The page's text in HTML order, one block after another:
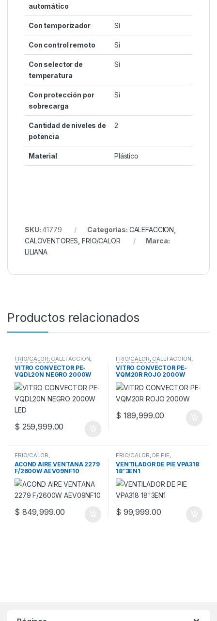
automático
Con temporizador Sí
Con control remoto Sí
Con selector de
temperatura
Sí
Con protección por
sobrecarga
Sí
Cantidad de niveles de
potencia
2
Material Plástico
SKU:41779 Categorías: CALEFACCION
CALOVENTORES ,FRIO/CALOR
Marca:
LILIANA
Productos relacionados
FRIO/CALOR, CALEFACCION,
CONVECTORES
VITRO CONVECTOR PE-
VQDL20N NEGRO 2000W
LED
$ 259,999.00
FRIO/CALOR, CALEFACCION,
CONVECTORES
VITRO CONVECTOR PE-
VQM20R ROJO 2000W
$ 189,999.00
FRIO/CALOR,
ACONDICIONADORES DE AIRE,
VENTANA
ACOND AIRE VENTANA 2279
F/2600W AEV09NF10
$ 849,999.00
FRIO/CALOR, DE PIE,
VENTILACION
VENTILADOR DE PIE VPA318
18″3EN1
$ 99,999.00